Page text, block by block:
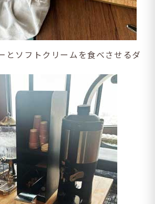
とソフトクリームを食べさせるダ